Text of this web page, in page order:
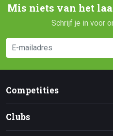
Mis niets van het
Schrijf je in voor
Competities
Clubs